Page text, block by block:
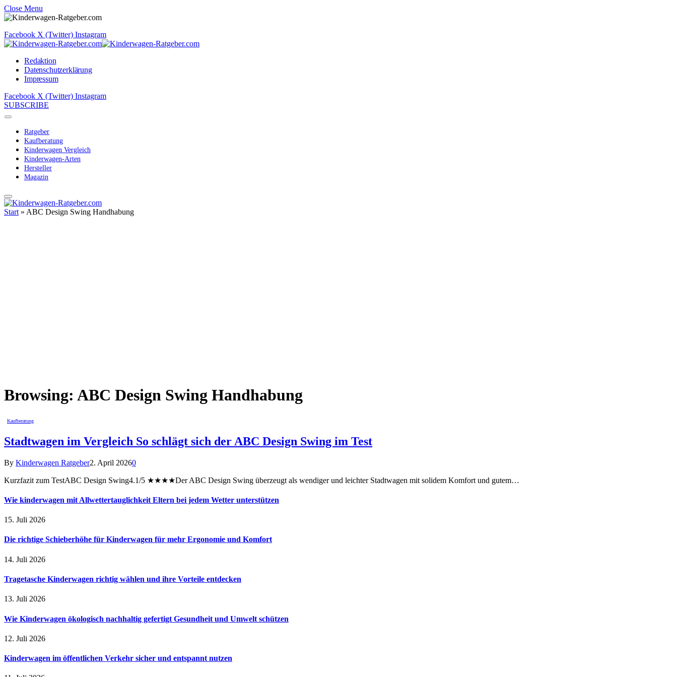
Close Menu
Facebook X (Twitter) Instagram
Redaktion
Datenschutzerklärung
Impressum
Facebook X (Twitter) Instagram
SUBSCRIBE
Ratgeber
Kaufberatung
Kinderwagen Vergleich
Kinderwagen-Arten
Hersteller
Magazin
Start » ABC Design Swing Handhabung
Browsing: ABC Design Swing Handhabung
Kaufberatung
Stadtwagen im Vergleich So schlägt sich der ABC Design Swing im Test
By Kinderwagen Ratgeber2. April 20260
Kurzfazit zum TestABC Design Swing4.1/5 ★★★★Der ABC Design Swing überzeugt als wendiger und leichter Stadtwagen mit solidem Komfort und gutem…
Wie kinderwagen mit Allwettertauglichkeit Eltern bei jedem Wetter unterstützen
15. Juli 2026
Die richtige Schieberhöhe für Kinderwagen für mehr Ergonomie und Komfort
14. Juli 2026
Tragetasche Kinderwagen richtig wählen und ihre Vorteile entdecken
13. Juli 2026
Wie Kinderwagen ökologisch nachhaltig gefertigt Gesundheit und Umwelt schützen
12. Juli 2026
Kinderwagen im öffentlichen Verkehr sicher und entspannt nutzen